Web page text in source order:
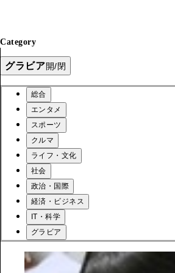
Category
グラビア開/閉
総合
エンタメ
スポーツ
クルマ
ライフ・文化
社会
政治・国際
経済・ビジネス
IT・科学
グラビア